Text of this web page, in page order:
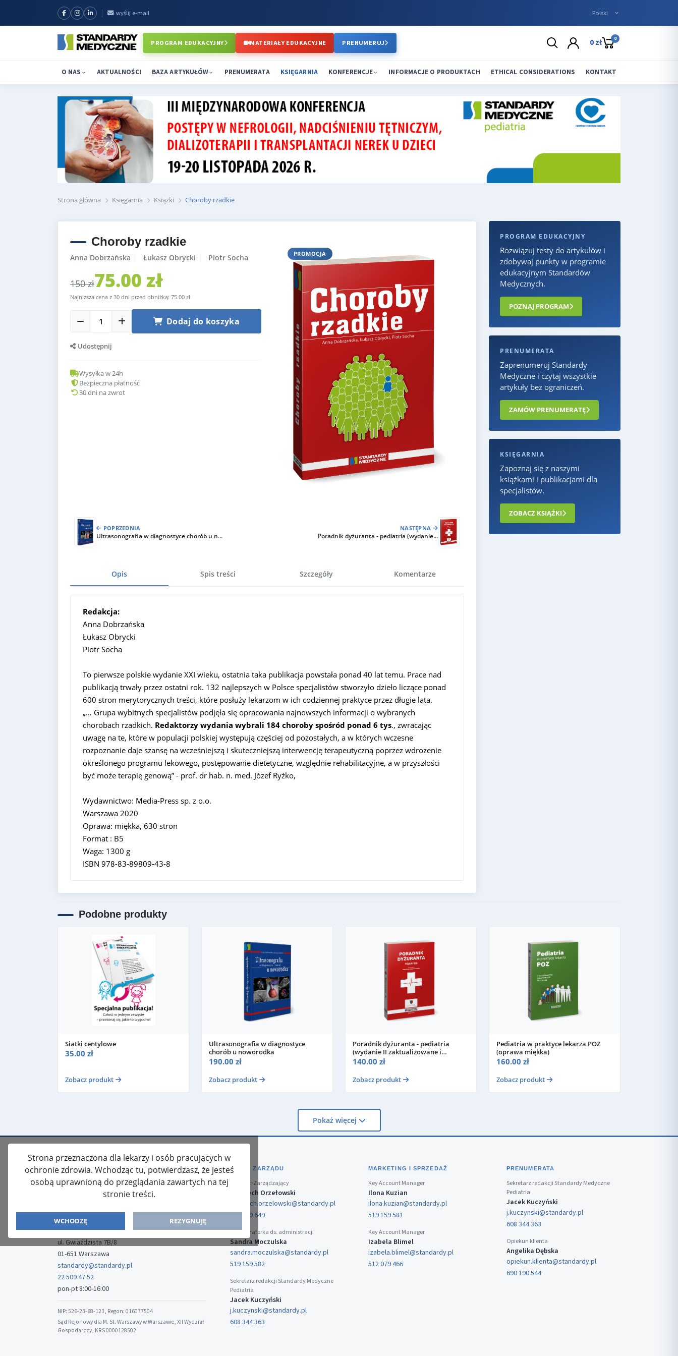
wyślij e-mail
PROGRAM EDUKACYJNY MATERIAŁY EDUKACYJNE PRENUMERUJ 0 zł 0
O NAS AKTUALNOŚCI BAZA ARTYKUŁÓW PRENUMERATA KSIĘGARNIA KONFERENCJE INFORMACJE O PRODUKTACH ETHICAL CONSIDERATIONS KONTAKT
Strona główna Księgarnia Książki Choroby rzadkie
Choroby rzadkie
Anna Dobrzańska Łukasz Obrycki Piotr Socha
150 zł75.00 zł
Najniższa cena z 30 dni przed obniżką: 75.00 zł
Dodaj do koszyka
Udostępnij
Wysyłka w 24h
Bezpieczna płatność
30 dni na zwrot
PROMOCJA
POPRZEDNIA
Ultrasonografia w diagnostyce chorób u n...
NASTĘPNA
Poradnik dyżuranta - pediatria (wydanie...
Opis Spis treści Szczegóły Komentarze
Redakcja:
Anna Dobrzańska
Łukasz Obrycki
Piotr Socha
To pierwsze polskie wydanie XXI wieku, ostatnia taka publikacja powstała ponad 40 lat temu. Prace nad
publikacją trwały przez ostatni rok. 132 najlepszych w Polsce specjalistów stworzyło dzieło liczące ponad
600 stron merytorycznych treści, które posłuży lekarzom w ich codziennej praktyce przez długie lata.
„… Grupa wybitnych specjalistów podjęła się opracowania najnowszych informacji o wybranych
chorobach rzadkich. Redaktorzy wydania wybrali 184 choroby spośród ponad 6 tys., zwracając
uwagę na te, które w populacji polskiej występują częściej od pozostałych, a w których wczesne
rozpoznanie daje szansę na wcześniejszą i skuteczniejszą interwencję terapeutyczną poprzez wdrożenie
określonego programu lekowego, postępowanie dietetyczne, względnie rehabilitacyjne, a w przyszłości
być może terapię genową” - prof. dr hab. n. med. Józef Ryżko,
Wydawnictwo: Media-Press sp. z o.o.
Warszawa 2020
Oprawa: miękka, 630 stron
Format : B5
Waga: 1300 g
ISBN 978-83-89809-43-8
PROGRAM EDUKACYJNY
Rozwiązuj testy do artykułów i
zdobywaj punkty w programie
edukacyjnym Standardów
Medycznych.
POZNAJ PROGRAM
PRENUMERATA
Zaprenumeruj Standardy
Medyczne i czytaj wszystkie
artykuły bez ograniczeń.
ZAMÓW PRENUMERATĘ
KSIĘGARNIA
Zapoznaj się z naszymi
książkami i publikacjami dla
specjalistów.
ZOBACZ KSIĄŻKI
Podobne produkty
Siatki centylowe
35.00 zł
Zobacz produkt
Ultrasonografia w diagnostyce
chorób u noworodka
190.00 zł
Zobacz produkt
Poradnik dyżuranta - pediatria
(wydanie II zaktualizowane i
uzupełnione)
140.00 zł
Zobacz produkt
Pediatria w praktyce lekarza POZ
(oprawa miękka)
160.00 zł
Zobacz produkt
Pokaż więcej
Strona przeznaczona dla lekarzy i osób pracujących w
ochronie zdrowia. Wchodząc tu, potwierdzasz, że jesteś
osobą uprawnioną do przeglądania zawartych na tej
stronie treści.
WCHODZĘ REZYGNUJĘ
ISSN: 2080-5438
Media-Press Sp. z o.o.
ul. Gwiaździsta 7B/8
01-651 Warszawa
standardy@standardy.pl
22 509 47 52
pon-pt 8:00-16:00
NIP: 526-23-68-123, Regon: 016077504
Sąd Rejonowy dla M. St. Warszawy w Warszawie, XII Wydział
Gospodarczy, KRS 0000128502
BIURO ZARZĄDU
Dyrektor Zarządzający
Wojciech Orzełowski
wojciech.orzelowski@standardy.pl
519 159 649
Koordynatorka ds. administracji
Sandra Moczulska
sandra.moczulska@standardy.pl
519 159 582
Sekretarz redakcji Standardy Medyczne
Pediatria
Jacek Kuczyński
j.kuczynski@standardy.pl
608 344 363
MARKETING I SPRZEDAŻ
Key Account Manager
Ilona Kuzian
ilona.kuzian@standardy.pl
519 159 581
Key Account Manager
Izabela Blimel
izabela.blimel@standardy.pl
512 079 466
PRENUMERATA
Sekretarz redakcji Standardy Medyczne
Pediatria
Jacek Kuczyński
j.kuczynski@standardy.pl
608 344 363
Opiekun klienta
Angelika Dębska
opiekun.klienta@standardy.pl
690 190 544